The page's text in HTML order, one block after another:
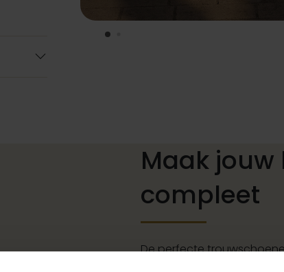
Maak
compleet
De perfecte